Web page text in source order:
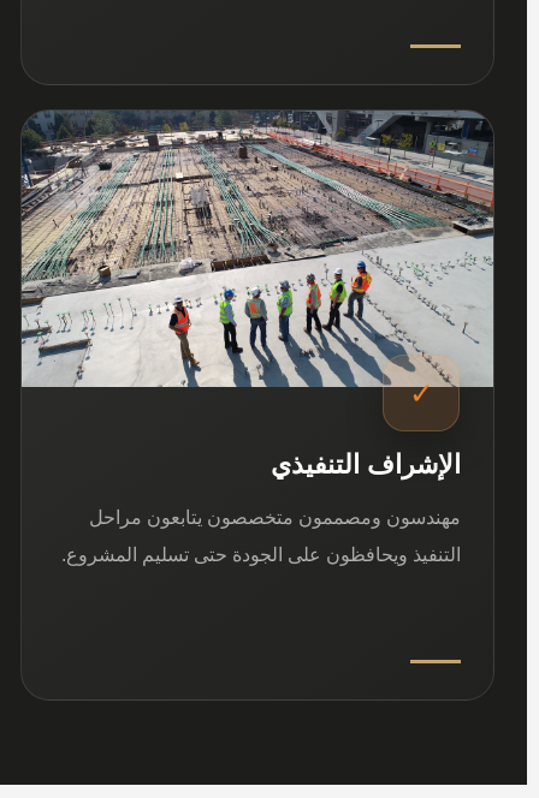
03
✓
الإشراف التنفيذي
مهندسون ومصممون متخصصون يتابعون مراحل
التنفيذ ويحافظون على الجودة حتى تسليم المشروع.